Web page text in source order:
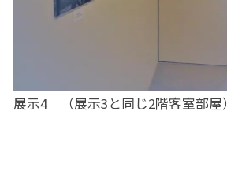
展示4 （展示3と同じ2階客室部屋）